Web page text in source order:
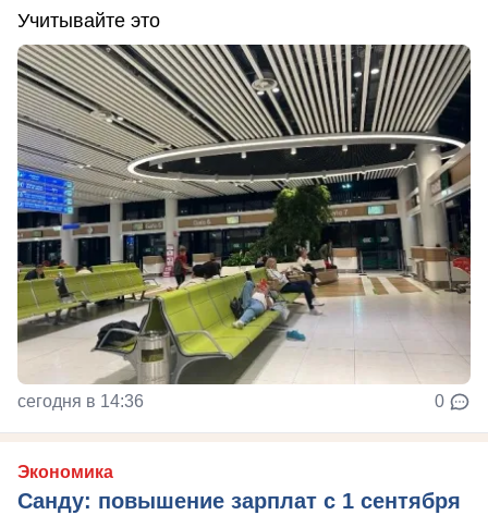
Учитывайте это
сегодня в 14:36 0
Экономика
Санду: повышение зарплат с 1 сентября